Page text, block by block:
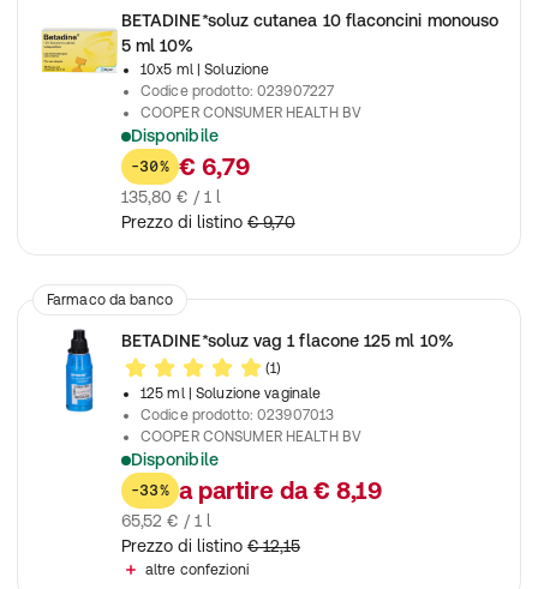
BETADINE*soluz cutanea 10 flaconcini monouso
5 ml 10%
10x5 ml
| Soluzione
Codice prodotto:023907227
COOPER CONSUMER HEALTH BV
Disponibile
Per disinfettare la pelle lesa (ferite, piaghe), degli adulti e dei
-30% € 6,79
135,80 € / 1 l
Prezzo di listino € 9,70
Farmaco da banco
BETADINE*soluz vag 1 flacone 125 ml 10%
(1)
125 ml
| Soluzione vaginale
Codice prodotto:023907013
COOPER CONSUMER HEALTH BV
Disponibile
Disinfettante della mucosa vaginale
-33% a partire da € 8,19
65,52 € / 1 l
Prezzo di listino € 12,15
altre confezioni